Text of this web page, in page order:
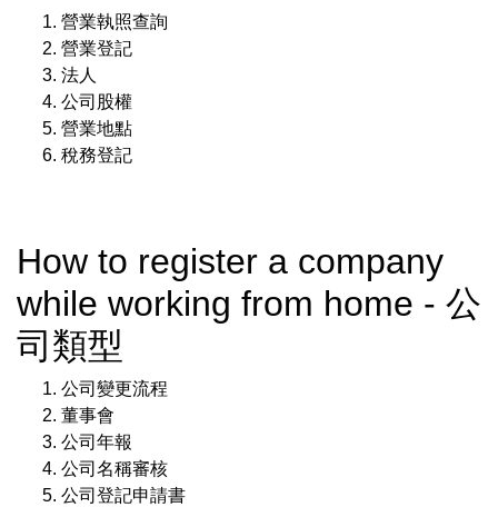
營業執照查詢
營業登記
法人
公司股權
營業地點
稅務登記
How to register a company
while working from home - 公
司類型
公司變更流程
董事會
公司年報
公司名稱審核
公司登記申請書